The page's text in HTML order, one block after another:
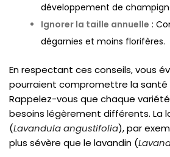
développement de
Ignorer la taille annuelle :
dégarnies et moins florifères.
En respectant ces conseils, vous
pourraient compromettre la santé
Rappelez-vous que chaque
besoins légèrement différents. La
(Lavandula angustifolia), par
plus sévère que le lavandin (